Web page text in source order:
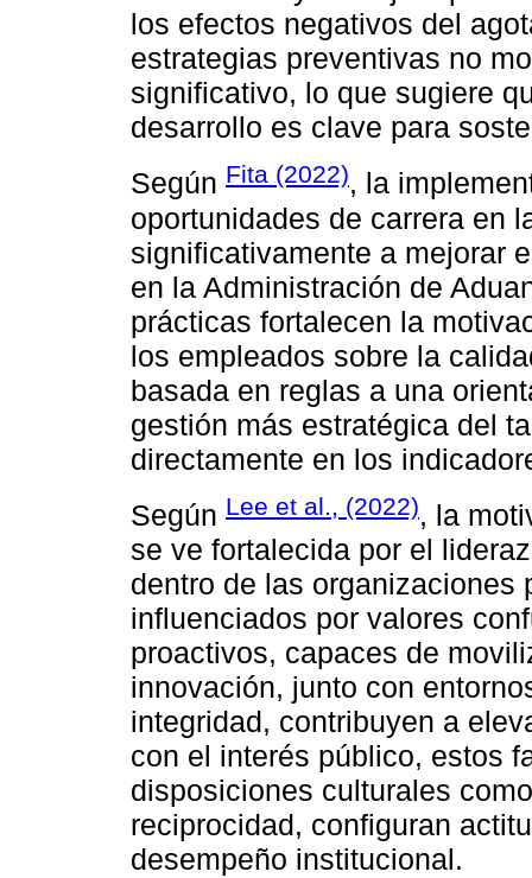
los efectos negativos del
estrategias preventivas no
significativo, lo que sugiere
desarrollo es clave para
Según Fita (2022), la
oportunidades de carrera en
significativamente a mejorar
en la Administración de
prácticas fortalecen la
los empleados sobre la
basada en reglas a una
gestión más estratégica del
directamente en los
Según Lee et al., (2022), la
se ve fortalecida por el
dentro de las
influenciados por valores
proactivos, capaces de
innovación, junto con
integridad, contribuyen a
con el interés público, estos
disposiciones culturales
reciprocidad, configuran
desempeño institucional.